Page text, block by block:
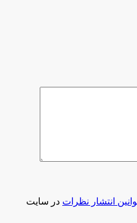
انتشار نظرات در سایت